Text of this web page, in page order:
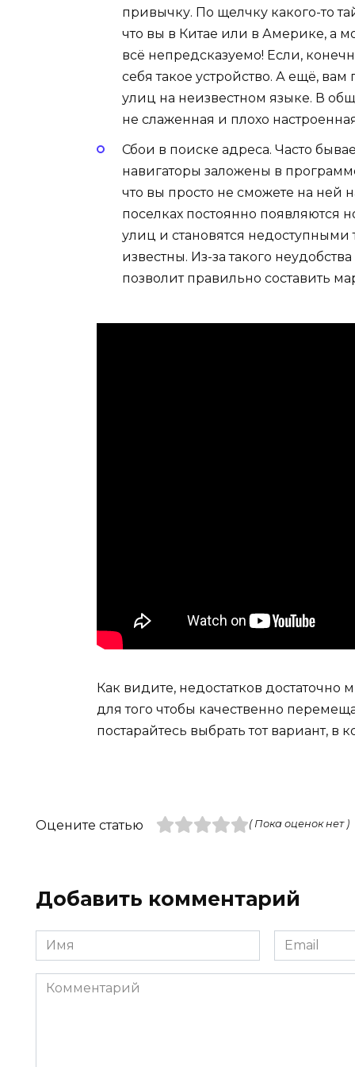
привычку. По щелчку какого-то
что вы в Китае или в Америке, а
всё непредсказуемо! Если,
себя такое устройство. А ещё,
улиц на неизвестном языке. В
не слаженная и плохо
Сбои в поиске адреса. Часто
навигаторы заложены в
что вы просто не сможете на ней
поселках постоянно появляются
улиц и становятся недоступными
известны. Из-за такого
позволит правильно составить
Как видите, недостатков достаточно
для того чтобы качественно
постарайтесь выбрать тот вариант, в
Оцените статью ( Пока оценок нет )
Добавить комментарий
Имя
*
Email
*
Комментарий